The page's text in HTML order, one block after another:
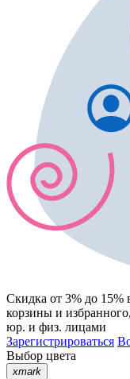
Скидка от 3% до 15%
корзины и избранного
юр. и физ. лицами
Зарегистрироваться
Выбор цвета
xmark